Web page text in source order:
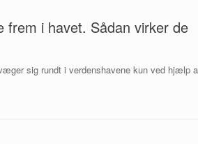
frem i havet. Sådan virker de
sig rundt i verdenshavene kun ved hjælp